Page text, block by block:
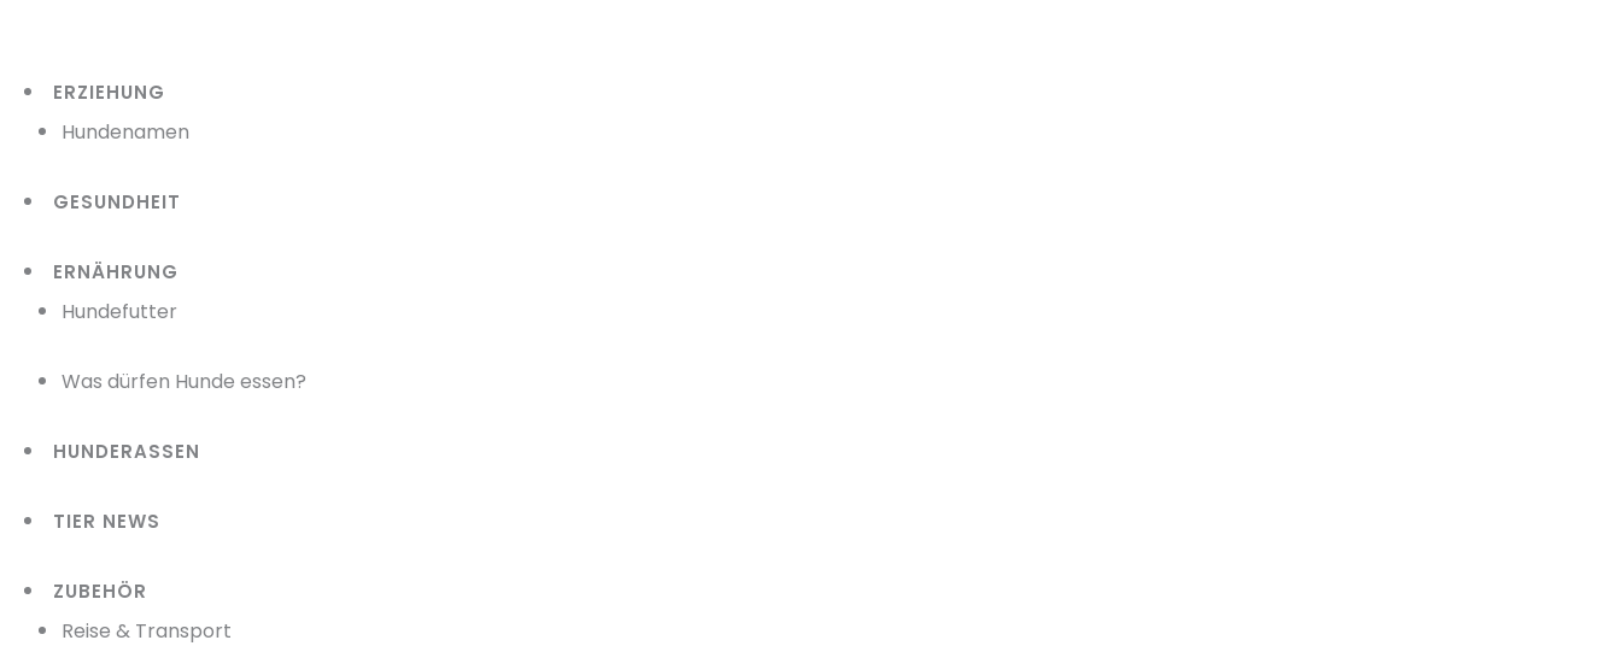
springenERZIEHUNG
Hundenamen
GESUNDHEIT
ERNÄHRUNG
Hundefutter
Was dürfen Hunde essen?
HUNDERASSEN
TIER NEWS
ZUBEHÖR
Reise & Transport